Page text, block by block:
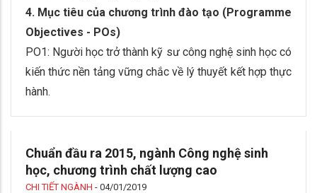
4. Mục tiêu của chương trình đào tạo (Programme
Objectives - POs)
PO1: Người học trở thành kỹ sư công nghệ sinh học có
kiến thức nền tảng vững chắc về lý thuyết kết hợp thực
hành.
Chuẩn đầu ra 2015, ngành Công nghệ sinh
học, chương trình chất lượng cao
CHI TIẾT NGÀNH - 04/01/2019